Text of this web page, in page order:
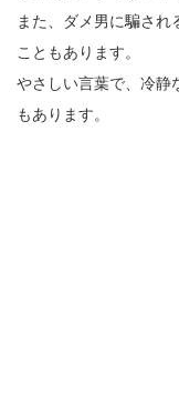
また、ダメ男に騙され
こともあります。
やさしい言葉で、冷静
もあります。